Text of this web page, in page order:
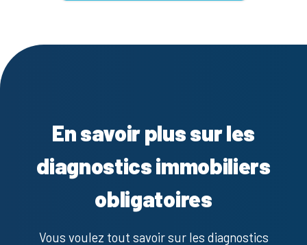
En savoir plus sur les
diagnostics immobiliers
obligatoires
Vous voulez tout savoir sur les diagnostics